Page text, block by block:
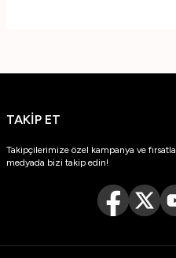
TAKİP ET
Takipçilerimize özel kampanya ve
medyada bizi takip edin!